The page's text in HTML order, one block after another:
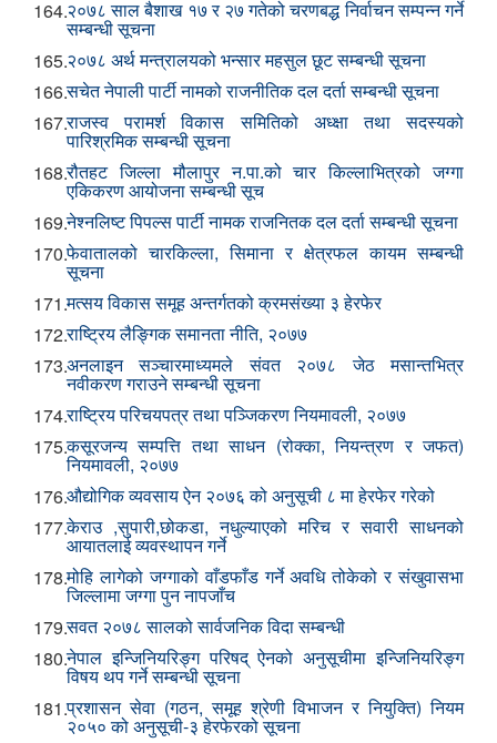
164.२०७८ साल बैशाख १७ र २७ गतेको चरणबद्ध निर्वाचन सम्पन्न गर्ने
सम्बन्धी सूचना
165.२०७८ अर्थ मन्त्रालयको भन्सार महसुल छूट सम्बन्धी सूचना
166.सचेत नेपाली पार्टी नामको राजनीतिक दल दर्ता सम्बन्धी सूचना
167.राजस्व परामर्श विकास समितिको अध्क्षा तथा सदस्यको
पारिश्रमिक सम्बन्धी सूचना
168.रौतहट जिल्ला मौलापुर न.पा.को चार किल्लाभित्रको जग्गा
एकिकरण आयोजना सम्बन्धी सूच
169.नेश्नलिष्ट पिपल्स पार्टी नामक राजनितक दल दर्ता सम्बन्धी सूचना
170.फेवातालको चारकिल्ला, सिमाना र क्षेत्रफल कायम सम्बन्धी
सूचना
171.मत्सय विकास समूह अन्तर्गतको क्रमसंख्या ३ हेरफेर
172.राष्ट्रिय लैङ्गिक समानता नीति, २०७७
173.अनलाइन सञ्चारमाध्यमले संवत २०७८ जेठ मसान्तभित्र
नवीकरण गराउने सम्बन्धी सूचना
174.राष्ट्रिय परिचयपत्र तथा पञ्‍जिकरण नियमावली, २०७७
175.कसूरजन्य सम्पत्ति तथा साधन (रोक्का, नियन्त्रण र जफत)
नियमावली, २०७७
176.‌औद्योगिक व्यवसाय ऐन २०७६ को अनुसूची ८ मा हेरफेर गरेको
177.केराउ ,सुपारी,छोकडा, नधुल्याएको मरिच र सवारी साधनको
आयातलाई व्यवस्थापन गर्ने
178.मोहि लागेको जग्गाको वाँडफाँड गर्ने अवधि तोकेको र संखुवासभा
जिल्लामा जग्गा पुन नापजाँच
179.स‍वत २०७८ सालको सार्वजनिक विदा सम्बन्धी
180.नेपाल इन्जिनियरिङ्ग परिषद् ऐनको अनुसूचीमा इन्जिनियरिङ्ग
विषय थप गर्ने सम्बन्धी सूचना
181.प्रशासन सेवा (गठन, समूह श्रेणी विभाजन र नियुक्ति) नियम
२०५० को अनुसूची-३ हेरफेरको सूचना